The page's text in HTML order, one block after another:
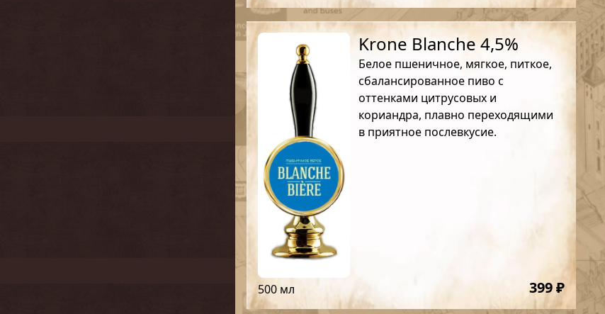
Krone Blanche 4,5%
Белое пшеничное, мягкое, питкое,
сбалансированное пиво с
оттенками цитрусовых и
кориандра, плавно переходящими
в приятное послевкусие.
500 мл 399 ₽